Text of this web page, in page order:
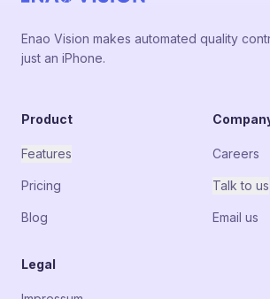
Enao Vision makes automated quality
just an iPhone.
Product
Features
Pricing
Blog
Careers
Talk to us
Email us
Legal